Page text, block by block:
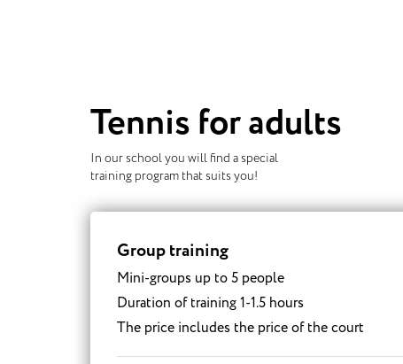
Tennis for adults
In our school you will find a special
training program that suits you!
Group training
Mini-groups up to 5 people
Duration of training 1-1.5 hours
The price includes the price of the court